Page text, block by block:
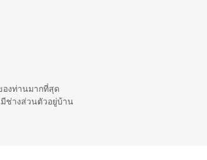
องท่านมากที่สุด
มีช่างส่วนตัวอยู่บ้าน